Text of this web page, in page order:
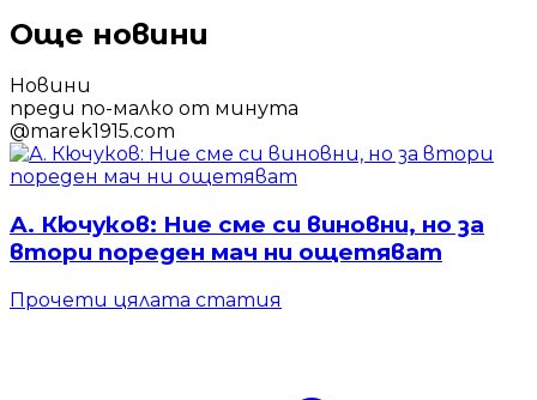
Още новини
Новини
преди по-малко от минута
@marek1915.com
А. Кючуков: Ние сме си виновни, но за
втори пореден мач ни ощетяват
Прочети цялата статия